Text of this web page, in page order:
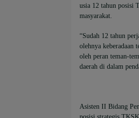
usia 12 tahun posisi
masyarakat.
“Sudah 12 tahun
olehnya keberadaan
oleh peran teman-
daerah di dalam
Asisten II Bidang